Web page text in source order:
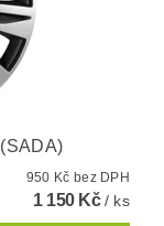
950 Kč bez DPH
1 150 Kč/ ks